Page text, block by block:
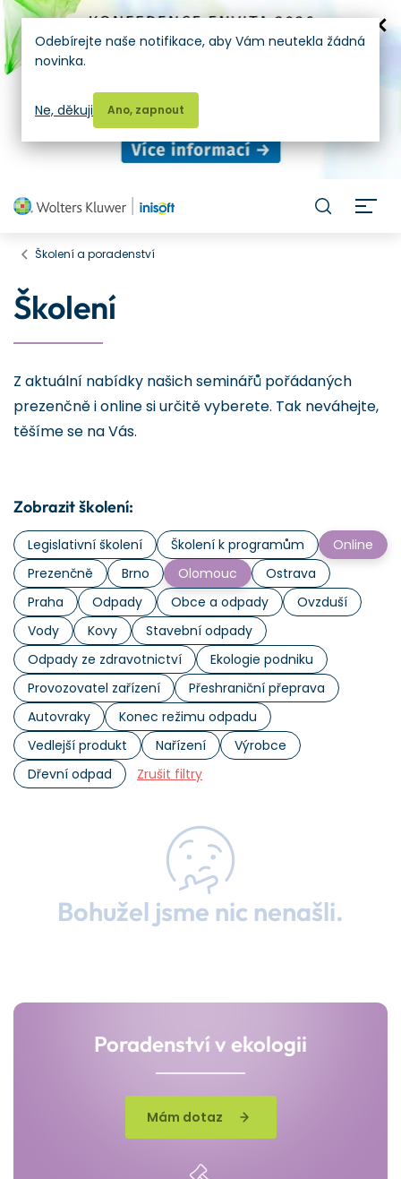
Školení a poradenství
Školení
Z aktuální nabídky našich seminářů pořádaných
prezenčně i online si určitě vyberete. Tak neváhejte,
těšíme se na Vás.
Zobrazit školení:
Legislativní školení Školení k programům
Online
Prezenčně
Brno Olomouc
Ostrava
Praha
Odpady Obce a odpady
Ovzduší
Vody
Kovy
Stavební odpady
Odpady ze zdravotnictví
Ekologie podniku
Provozovatel zařízení
Přeshraniční přeprava
Autovraky
Konec režimu odpadu
Vedlejší produkt
Nařízení
Výrobce
Dřevní odpad
Zrušit filtry
Bohužel jsme nic nenašli.
Poradenství v ekologii
Mám dotaz
Odebírejte naše notifikace, aby Vám neutekla žádná
novinka.
Ano, zapnout
Ne, děkuji